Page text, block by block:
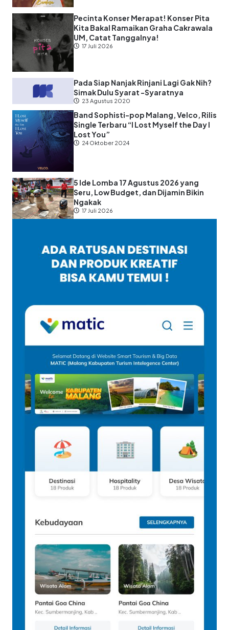
Pecinta Konser Merapat! Konser Pita
Kita Bakal Ramaikan Graha Cakrawala
UM, Catat Tanggalnya!
17 Juli 2026
Pada Siap Nanjak Rinjani Lagi Gak Nih?
Simak Dulu Syarat -Syaratnya
23 Agustus 2020
Band Sophisti-pop Malang, Velco, Rilis
Single Terbaru “I Lost Myself the Day I
Lost You”
24 Oktober 2024
5 Ide Lomba 17 Agustus 2026 yang
Seru, Low Budget, dan Dijamin Bikin
Ngakak
17 Juli 2026